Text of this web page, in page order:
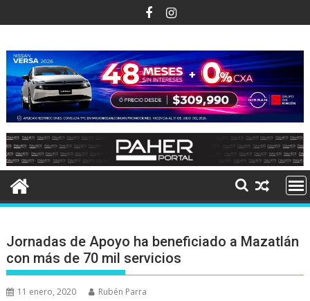
al
Jornadas de Apoyo ha beneficiado a Mazatlán
con más de 70 mil servicios
11 enero, 2020 Rubén Parra